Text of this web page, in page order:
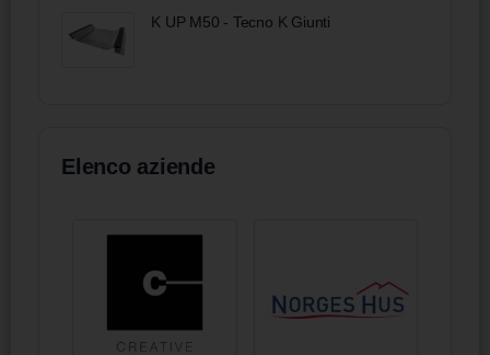
K UP M50 - Tecno K Giunti
Elenco aziende